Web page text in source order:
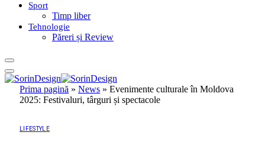
Sport
Timp liber
Tehnologie
Păreri și Review
Prima pagină » News » Evenimente culturale în Moldova
2025: Festivaluri, târguri și spectacole
LIFESTYLE